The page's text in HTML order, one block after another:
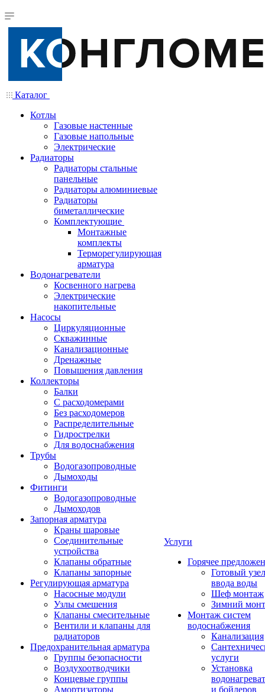
Каталог
Котлы
Газовые настенные
Газовые напольные
Электрические
Радиаторы
Радиаторы стальные
панельные
Радиаторы алюминиевые
Радиаторы
биметаллические
Комплектующие
Монтажные
комплекты
Терморегулирующая
арматура
Водонагреватели
Косвенного нагрева
Электрические
накопительные
Насосы
Циркуляционные
Скважинные
Канализационные
Дренажные
Повышения давления
Коллекторы
Балки
С расходомерами
Без расходомеров
Распределительные
Гидрострелки
Для водоснабжения
Трубы
Водогазопроводные
Дымоходы
Фитинги
Водогазопроводные
Дымоходов
Запорная арматура
Краны шаровые
Соединительные
устройства
Клапаны обратные
Клапаны запорные
Регулирующая арматура
Насосные модули
Узлы смешения
Клапаны смесительные
Вентили и клапаны для
радиаторов
Предохранительная арматура
Группы безопасности
Воздухоотводчики
Концевые группы
Амортизаторы
Услуги
Горячее
Готовый узел
ввода воды
Шеф монтаж
Зимний
Монтаж систем
водоснабжения
Канализация
услуги
Установка
и бойлеров